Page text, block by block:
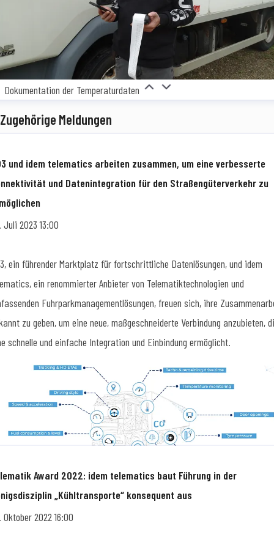
Dokumentation der Temperaturdaten
Zugehörige Meldungen
und idem telematics arbeiten zusammen, um eine verbesserte
und Datenintegration für den Straßengüterverkehr zu
Juli 2023 13:00
ein führender Marktplatz für fortschrittliche Datenlösungen, und idem
ein renommierter Anbieter von Telematiktechnologien und
Fuhrparkmanagementlösungen, freuen sich, ihre
zu geben, um eine neue, maßgeschneiderte Verbindung anzubieten,
schnelle und einfache Integration und Einbindung ermöglicht.
Award 2022: idem telematics baut Führung in der
„Kühltransporte“ konsequent aus
Oktober 2022 16:00